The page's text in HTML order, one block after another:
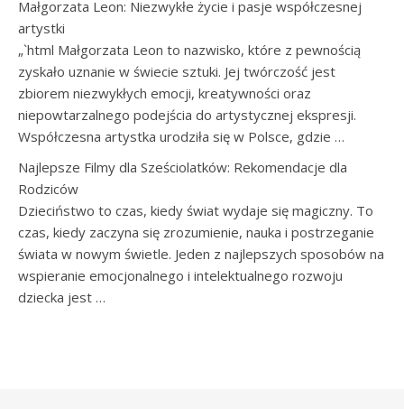
Małgorzata Leon: Niezwykłe życie i pasje współczesnej
artystki
„`html Małgorzata Leon to nazwisko, które z pewnością
zyskało uznanie w świecie sztuki. Jej twórczość jest
zbiorem niezwykłych emocji, kreatywności oraz
niepowtarzalnego podejścia do artystycznej ekspresji.
Współczesna artystka urodziła się w Polsce, gdzie …
Najlepsze Filmy dla Sześciolatków: Rekomendacje dla
Rodziców
Dzieciństwo to czas, kiedy świat wydaje się magiczny. To
czas, kiedy zaczyna się zrozumienie, nauka i postrzeganie
świata w nowym świetle. Jeden z najlepszych sposobów na
wspieranie emocjonalnego i intelektualnego rozwoju
dziecka jest …